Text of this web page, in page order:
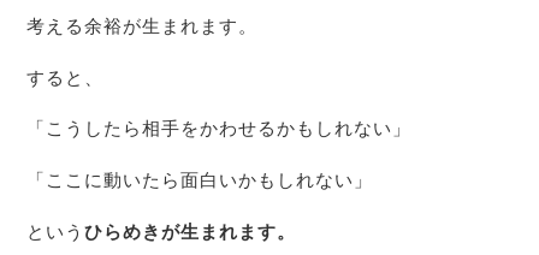
考える余裕が生まれます。
すると、
「こうしたら相手をかわせるかもしれない」
「ここに動いたら面白いかもしれない」
というひらめきが生まれます。